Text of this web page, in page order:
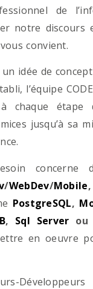
de
notre discours
convient.
idée de
l’équipe
à chaque
jusqu’à sa
concerne
/WebDev/Mobile,
PostgreSQL,
, Sql Server ou
en oeuvre